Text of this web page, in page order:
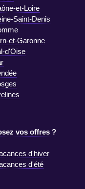
et-Loire
Saint-Denis
et-Garonne
d'Oise
vos offres ?
d'hiver
d'été